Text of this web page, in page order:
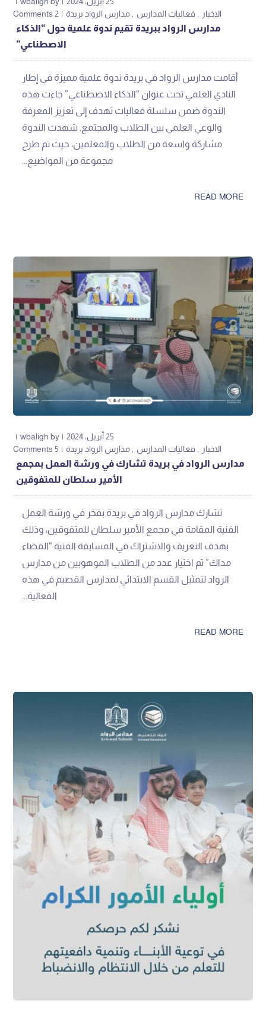
الاخبار
فعاليات المدارس مدارس الرواد بريدة 2 Comments
مدارس الرواد ببريدة تقيم ندوة علمية حول “الذكاء
الاصطناعي”
أقامت مدارس الرواد في بريدة ندوة علمية مميزة في إطار
النادي العلمي تحت عنوان “الذكاء الاصطناعي” جاءت هذه
الندوة ضمن سلسلة فعاليات تهدف إلى تعزيز المعرفة
والوعي العلمي بين الطلاب والمجتمع. شهدت الندوة
مشاركة واسعة من الطلاب والمعلمين، حيث تم طرح
مجموعة من المواضيع...
READ MORE
25 أبريل، 2024 by
wbaligh
الاخبار
فعاليات المدارس مدارس الرواد بريدة 5 Comments
مدارس الرواد في بريدة تشارك في ورشة العمل بمجمع
الأمير سلطان للمتفوقين
تشارك مدارس الرواد في بريدة بفخر في ورشة العمل
الفنية المقامة في مجمع الأمير سلطان للمتفوقين، وذلك
بهدف التعريف والاشتراك في المسابقة الفنية “الفضاء
مداك” تم اختيار عدد من الطلاب الموهوبين من مدارس
الرواد لتمثيل القسم الابتدائي لمدارس القصيم في هذه
الفعالية...
READ MORE